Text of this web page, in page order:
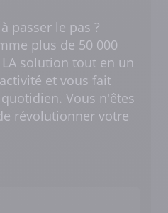
passer le pas ?
plus de 50 000
solution tout en un
et vous fait
Vous n'êtes
révolutionner votre